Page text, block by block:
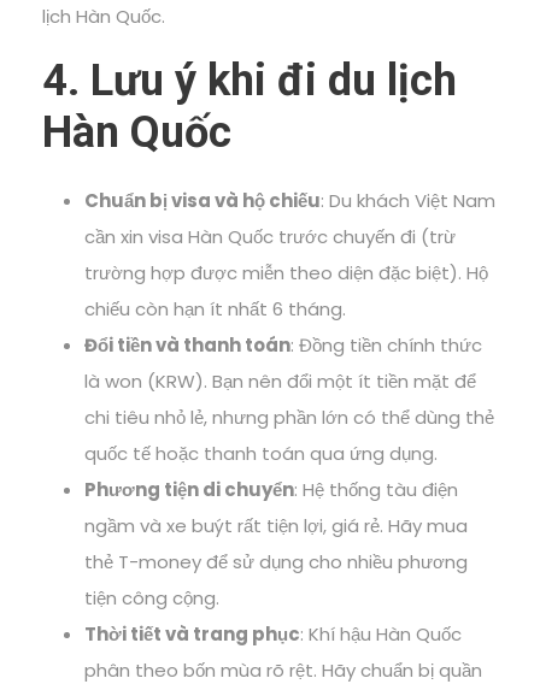
lịch Hàn Quốc.
4. Lưu ý khi đi du lịch
Hàn Quốc
Chuẩn bị visa và hộ chiếu: Du khách Việt Nam
cần xin visa Hàn Quốc trước chuyến đi (trừ
trường hợp được miễn theo diện đặc biệt). Hộ
chiếu còn hạn ít nhất 6 tháng.
Đổi tiền và thanh toán: Đồng tiền chính thức
là won (KRW). Bạn nên đổi một ít tiền mặt để
chi tiêu nhỏ lẻ, nhưng phần lớn có thể dùng thẻ
quốc tế hoặc thanh toán qua ứng dụng.
Phương tiện di chuyển: Hệ thống tàu điện
ngầm và xe buýt rất tiện lợi, giá rẻ. Hãy mua
thẻ T-money để sử dụng cho nhiều phương
tiện công cộng.
Thời tiết và trang phục: Khí hậu Hàn Quốc
phân theo bốn mùa rõ rệt. Hãy chuẩn bị quần